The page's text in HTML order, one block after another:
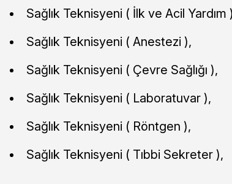
Sağlık Teknisyeni ( İlk ve Acil Yardım
Sağlık Teknisyeni ( Anestezi ),
Sağlık Teknisyeni ( Çevre Sağlığı ),
Sağlık Teknisyeni ( Laboratuvar ),
Sağlık Teknisyeni ( Röntgen ),
Sağlık Teknisyeni ( Tıbbi Sekreter ),